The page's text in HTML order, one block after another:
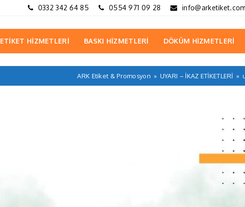
0332 342 64 85 0554 971 09 28 info@arketiket.com
ETİKET HİZMETLERİ BASKI HİZMETLERİ DÖKÜM HİZMETLERİ
ARK Etiket & Promosyon » UYARI – İKAZ ETİKETLERİ »